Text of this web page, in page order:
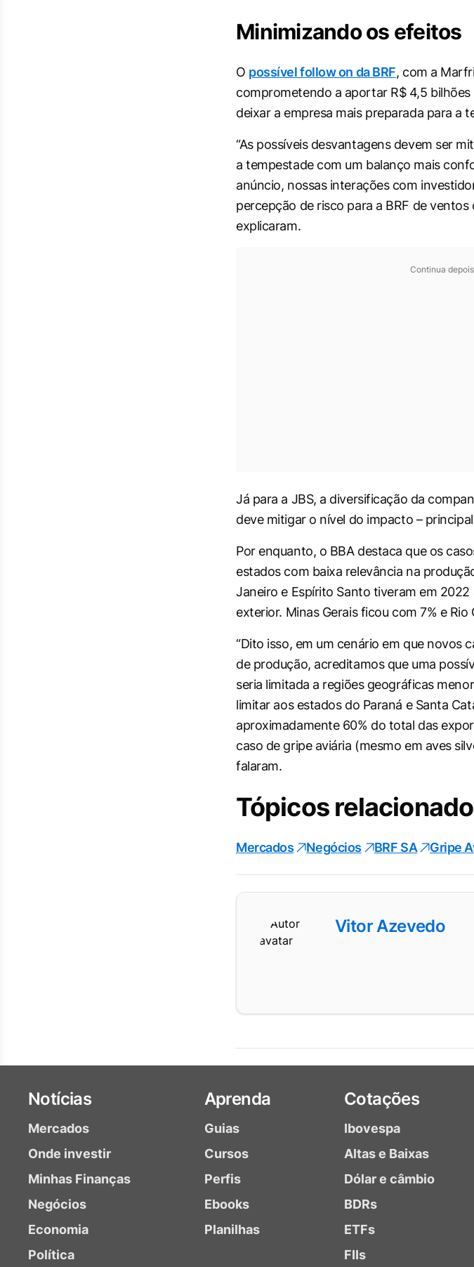
Minimizando os efeitos
O possívelfollow on da BRF, com a
comprometendo a aportar R$ 4,5
deixar a empresa mais preparada para a
“As possíveis desvantagens devem ser
a tempestade com um balanço mais
anúncio, nossas interações com
percepção de risco para a BRF de
explicaram.
Continua
Já para a JBS, a diversificação da
deve mitigar o nível do impacto –
Por enquanto, o BBA destaca que os
estados com baixa relevância na
Janeiro e Espírito Santo tiveram em
exterior. Minas Gerais ficou com 7% e Rio
“Dito isso, em um cenário em que novos
de produção, acreditamos que uma
seria limitada a regiões geográficas
limitar aos estados do Paraná e Santa
aproximadamente 60% do total das
caso de gripe aviária (mesmo em aves
falaram.
Tópicos
Mercados Negócios BRF SA Gripe
Vitor Azevedo
Notícias
Mercados
Onde investir
Minhas Finanças
Negócios
Economia
Política
Aprenda
Guias
Cursos
Perfis
Ebooks
Planilhas
Cotações
Ibovespa
Altas e Baixas
Dólar e câmbio
BDRs
ETFs
FIIs